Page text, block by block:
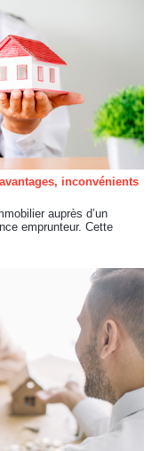
inconvénients
auprès d’un
emprunteur. Cette